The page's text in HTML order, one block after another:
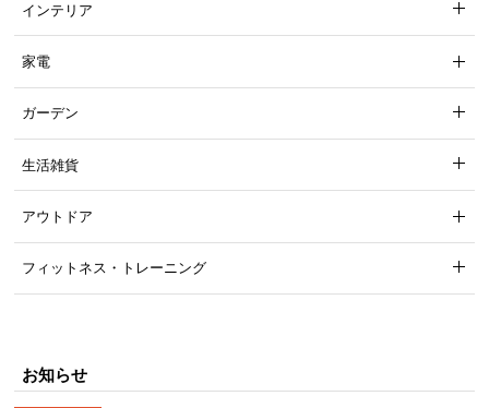
インテリア
家電
ガーデン
生活雑貨
アウトドア
フィットネス・トレーニング
お知らせ